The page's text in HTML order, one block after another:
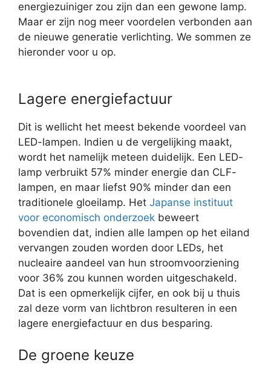
energiezuiniger zou zijn dan een gewone lamp.
Maar er zijn nog meer voordelen verbonden aan
de nieuwe generatie verlichting. We sommen ze
hieronder voor u op.
Lagere energiefactuur
Dit is wellicht het meest bekende voordeel van
LED-lampen. Indien u de vergelijking maakt,
wordt het namelijk meteen duidelijk. Een LED-
lamp verbruikt 57% minder energie dan CLF-
lampen, en maar liefst 90% minder dan een
traditionele gloeilamp. Het Japanse instituut
voor economisch onderzoek beweert
bovendien dat, indien alle lampen op het eiland
vervangen zouden worden door LEDs, het
nucleaire aandeel van hun stroomvoorziening
voor 36% zou kunnen worden uitgeschakeld.
Dat is een opmerkelijk cijfer, en ook bij u thuis
zal deze vorm van lichtbron resulteren in een
lagere energiefactuur en dus besparing.
De groene keuze